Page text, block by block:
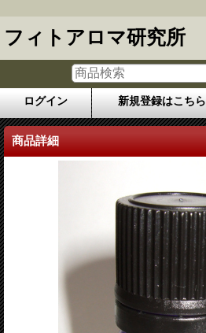
フィトアロマ研究所
ログイン 新規登録はこちら
商品詳細